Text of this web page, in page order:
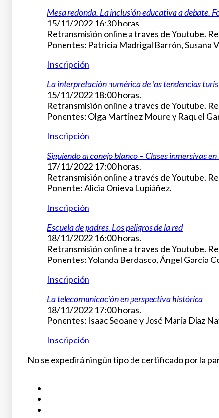
Mesa redonda. La inclusión educativa a debate.
15/11/2022 16:30 horas.
Retransmisión online a través de Youtube.
Ponentes: Patricia Madrigal Barrón, Susana
Inscripción
La interpretación numérica de las tendencias
15/11/2022 18:00 horas.
Retransmisión online a través de Youtube.
Ponentes: Olga Martínez Moure y Raquel
Inscripción
Siguiendo al conejo blanco – Clases inmersivas
17/11/2022 17:00 horas.
Retransmisión online a través de Youtube.
Ponente: Alicia Onieva Lupiáñez.
Inscripción
Escuela de padres. Los peligros de la red
18/11/2022 16:00 horas.
Retransmisión online a través de Youtube.
Ponentes: Yolanda Berdasco, Ángel García
Inscripción
La telecomunicación en perspectiva histórica
18/11/2022 17:00 horas.
Ponentes: Isaac Seoane y José María Díaz
Inscripción
No se expedirá ningún tipo de certificado por la